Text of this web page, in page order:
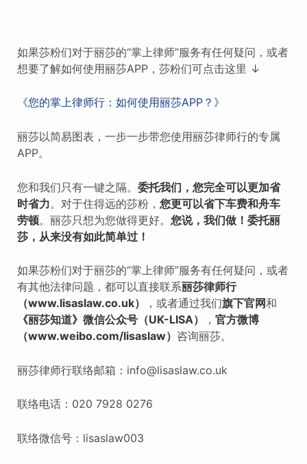
如果莎粉们对于丽莎的“掌上律师”服务有任何疑问，或者
想要了解如何使用丽莎APP，莎粉们可点击这里 ↓
《您的掌上律师行：如何使用丽莎APP？》
丽莎以简易图表，一步一步带您使用丽莎律师行的专属
APP。
您和我们只有一键之隔。 委托我们，您完全可以更加省
时省力。对于住得远的莎粉， 您更可以省下车费和舟车
劳顿。丽莎只想为您做得更好。 您说，我们做！委托丽
莎，从来没有如此简单过！
如果莎粉们对于丽莎的“掌上律师”服务有任何疑问，或者
有其他法律问题，都可以直接联系丽莎律师行
（www.lisaslaw.co.uk）
，或者通过我们旗下官网和
《丽莎知道》微信公众号（UK-LISA）
， 官方微博
（www.weibo.com/lisaslaw） 咨询丽莎。
丽莎律师行联络邮箱：info@lisaslaw.co.uk
联络电话：020 7928 0276
联络微信号：lisaslaw003